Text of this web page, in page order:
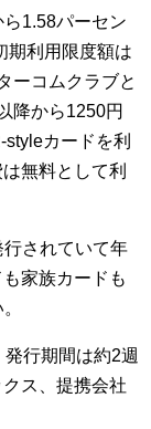
1.58パーセン
期利用限度額は
ーコムクラブと
降から1250円
カードを利
無料として利
されていて年
家族カードも
行期間は約2週
ス、提携会社